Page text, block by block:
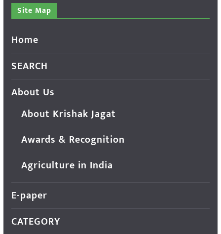
Site Map
Home
SEARCH
About Us
About Krishak Jagat
Awards & Recognition
Agriculture in India
E-paper
CATEGORY